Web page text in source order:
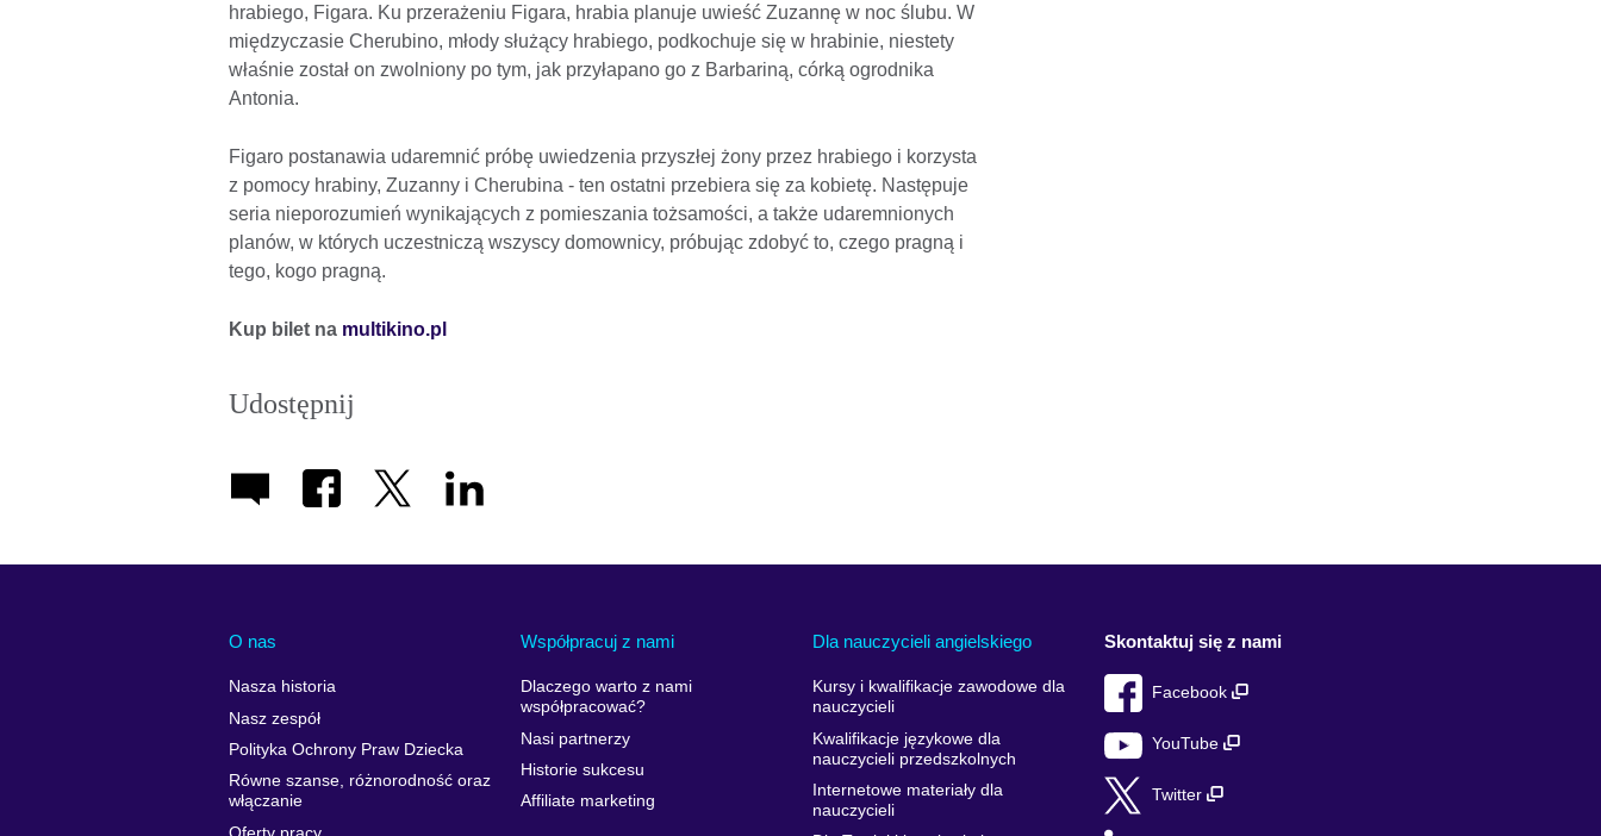
hrabiego, Figara. Ku przerażeniu Figara, hrabia planuje uwieść Zuzannę w noc ślubu. W
międzyczasie Cherubino, młody służący hrabiego, podkochuje się w hrabinie, niestety
właśnie został on zwolniony po tym, jak przyłapano go z Barbariną, córką ogrodnika
Antonia.
Figaro postanawia udaremnić próbę uwiedzenia przyszłej żony przez hrabiego i korzysta
z pomocy hrabiny, Zuzanny i Cherubina - ten ostatni przebiera się za kobietę. Następuje
seria nieporozumień wynikających z pomieszania tożsamości, a także udaremnionych
planów, w których uczestniczą wszyscy domownicy, próbując zdobyć to, czego pragną i
tego, kogo pragną.
Kup bilet na multikino.pl
Udostępnij
O nas
Nasza historia
Nasz zespół
Polityka Ochrony Praw Dziecka
Równe szanse, różnorodność oraz
włączanie
Współpracuj z nami
Dlaczego warto z nami
współpracować?
Nasi partnerzy
Historie sukcesu
Affiliate marketing
Dla nauczycieli angielskiego
Kursy i kwalifikacje zawodowe dla
nauczycieli
Kwalifikacje językowe dla
nauczycieli przedszkolnych
Internetowe materiały dla
nauczycieli
Skontaktuj się z nami
Facebook
YouTube
Twitter